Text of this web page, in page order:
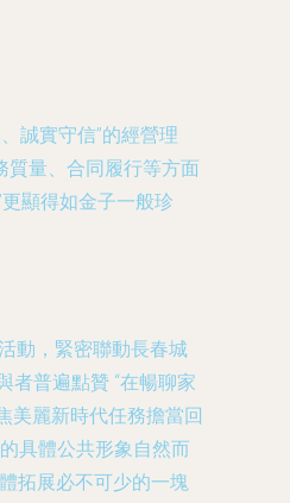
誠實守信”的經營理
質量、合同履行等方面
顯得如金子一般珍
動，緊密聯動長春城
者普遍點贊 “在暢聊家
美麗新時代任務擔當回
具體公共形象自然而
拓展必不可少的一塊